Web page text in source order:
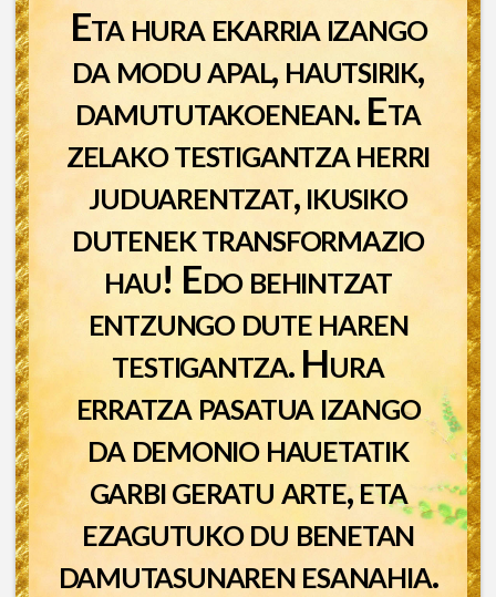
Eta hura ekarria izango
da modu apal, hautsirik,
damututakoenean. Eta
zelako testigantza herri
juduarentzat, ikusiko
dutenek transformazio
hau! Edo behintzat
entzungo dute haren
testigantza. Hura
erratza pasatua izango
da demonio hauetatik
garbi geratu arte, eta
ezagutuko du benetan
damutasunaren esanahia.